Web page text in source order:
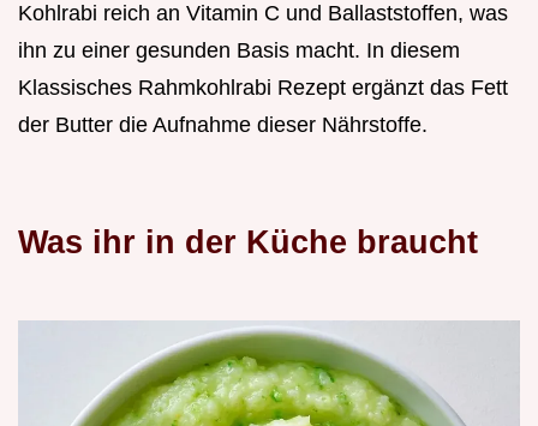
Kohlrabi reich an Vitamin C und Ballaststoffen, was
ihn zu einer gesunden Basis macht. In diesem
Klassisches Rahmkohlrabi Rezept ergänzt das Fett
der Butter die Aufnahme dieser Nährstoffe.
Was ihr in der Küche braucht